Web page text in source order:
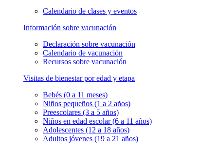
Calendario de clases y eventos
Información sobre vacunación
Declaración sobre vacunación
Calendario de vacunación
Recursos sobre vacunación
Visitas de bienestar por edad y etapa
Bebés (0 a 11 meses)
Niños pequeños (1 a 2 años)
Preescolares (3 a 5 años)
Niños en edad escolar (6 a 11 años)
Adolescentes (12 a 18 años)
Adultos jóvenes (19 a 21 años)